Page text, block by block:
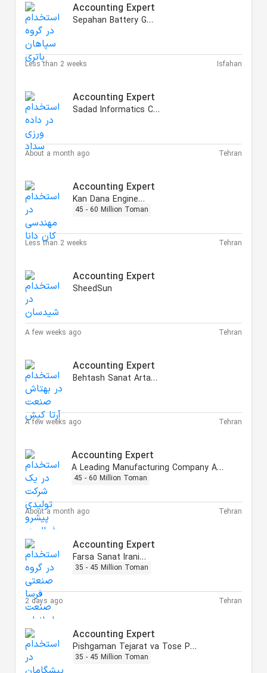
Accounting Expert
Sepahan Battery Group
Less than 2 weeks Isfahan
Accounting Expert
Sadad Informatics Corps
About a month ago Tehran
Accounting Expert
Kan Dana Engineering
45 - 60 Million Toman
Less than 2 weeks Tehran
Accounting Expert
SheedSun
A few weeks ago Tehran
Accounting Expert
Behtash Sanat Arta Kish
A few weeks ago Tehran
Accounting Expert
A Leading Manufacturing Company Active in Automotive Industry
45 - 60 Million Toman
About a month ago Tehran
Accounting Expert
Farsa Sanat Iranian
35 - 45 Million Toman
2 days ago Tehran
Accounting Expert
Pishgaman Tejarat va Tose Paydar
35 - 45 Million Toman